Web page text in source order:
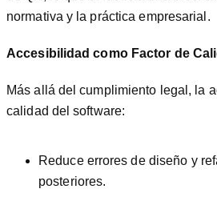
normativa y la práctica empresarial.
Accesibilidad como Factor de
Más allá del cumplimiento legal, la
calidad del software:
Reduce errores de diseño y
posteriores.